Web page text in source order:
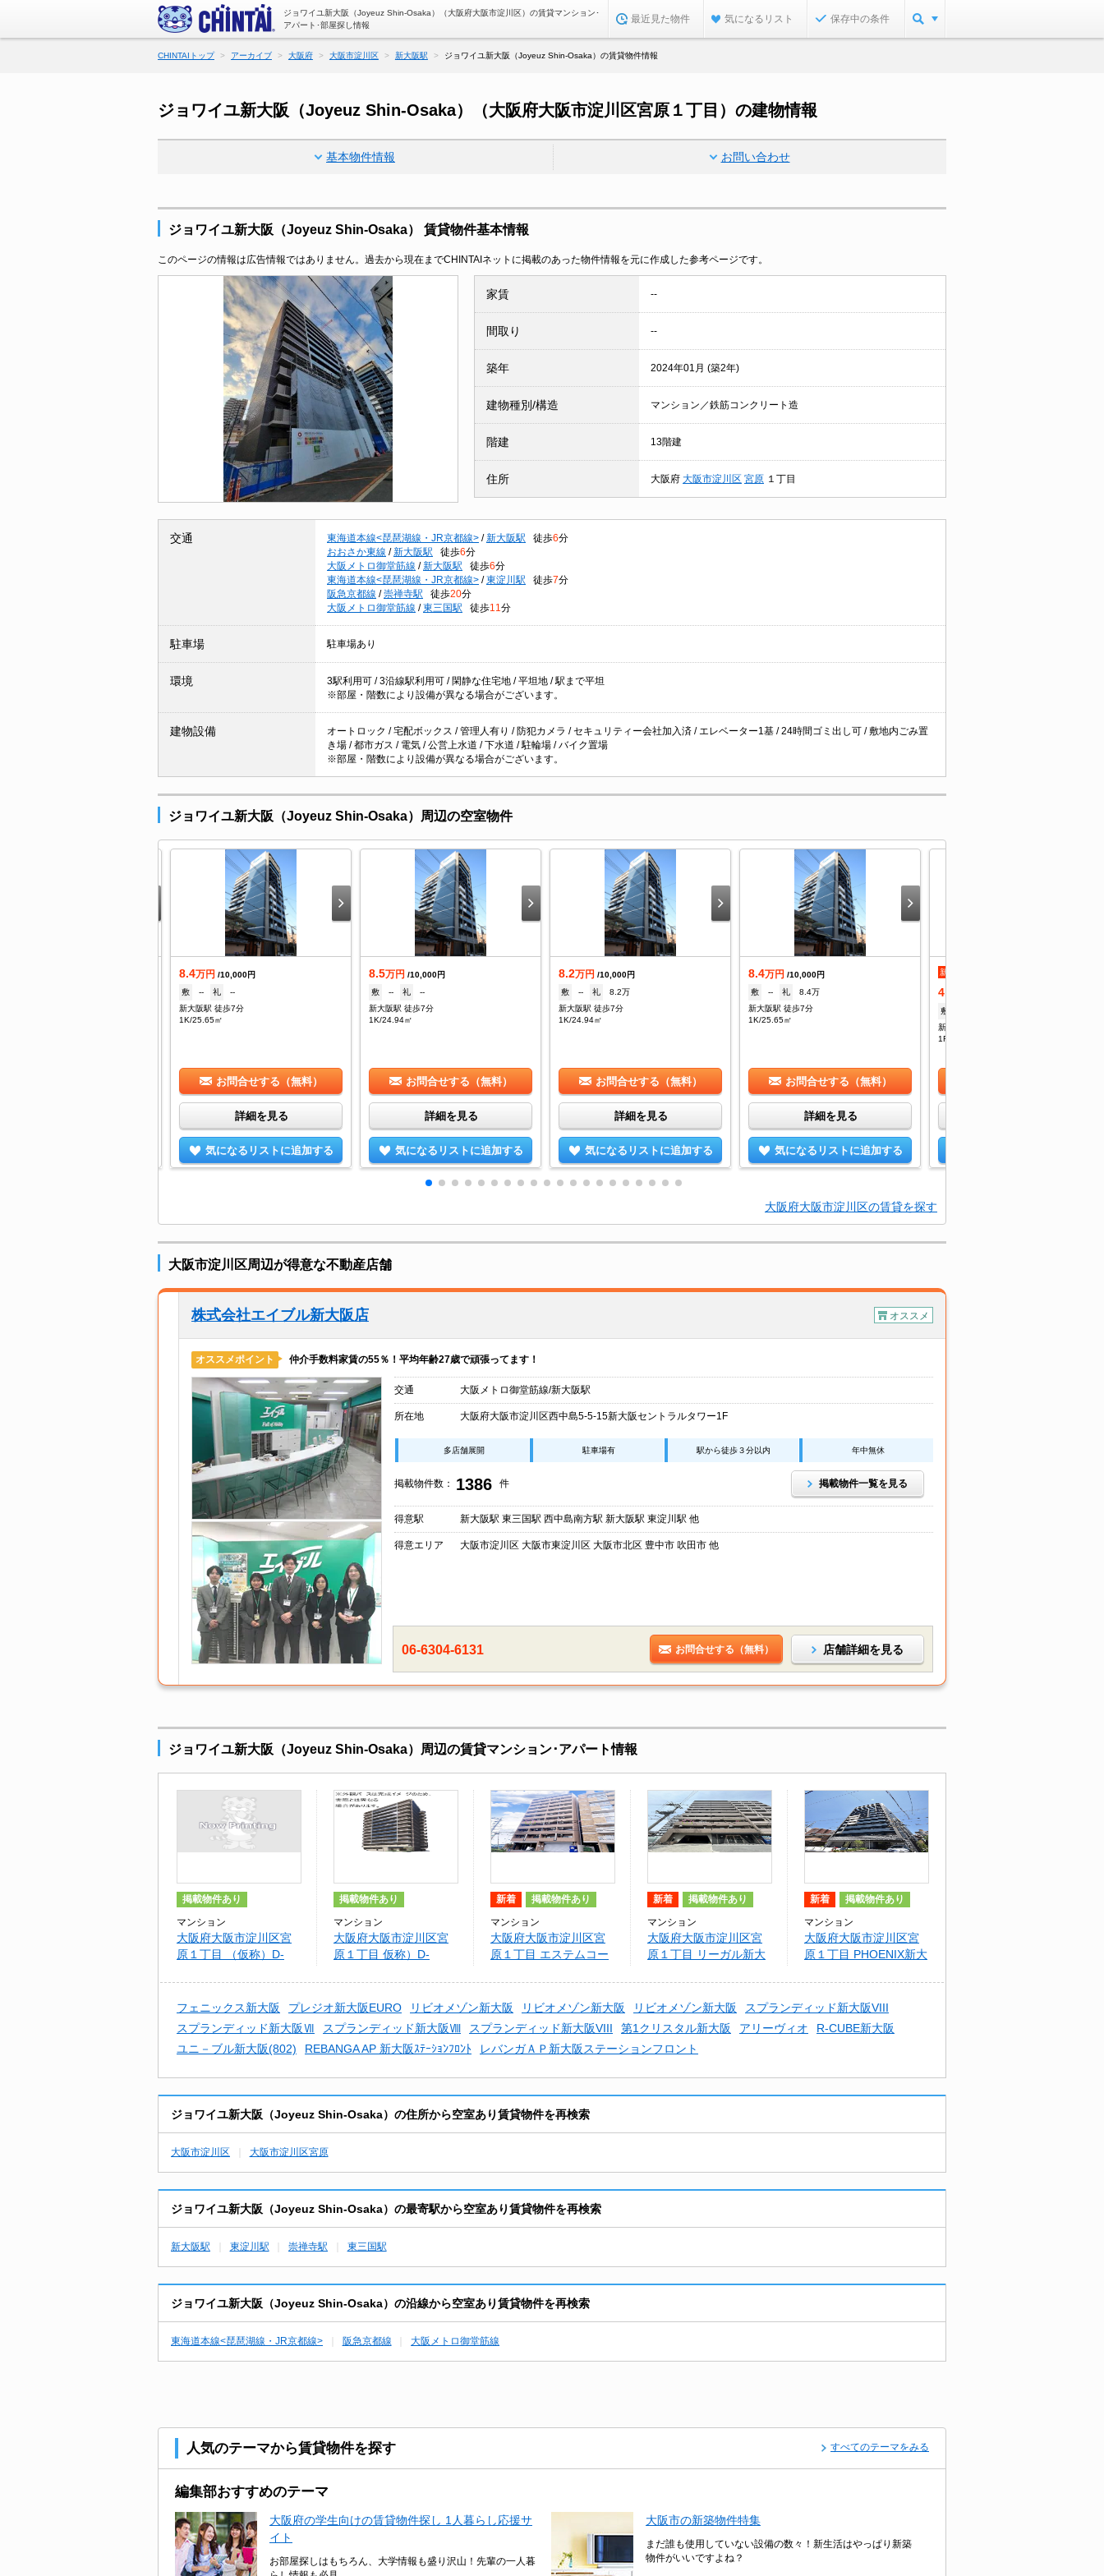
ジョワイユ新大阪（Joyeuz Shin-Osaka）（大阪府大阪市淀川区）の賃貸マンション･
アパート･部屋探し情報
最近見た物件 気になるリスト 保存中の条件
CHINTAIトップ アーカイブ 大阪府 大阪市淀川区 新大阪駅 ジョワイユ新大阪（Joyeuz Shin-Osaka）の賃貸物件情報
ジョワイユ新大阪（Joyeuz Shin-Osaka）（大阪府大阪市淀川区宮原１丁目）の建物情報
基本物件情報 お問い合わせ
ジョワイユ新大阪（Joyeuz Shin-Osaka） 賃貸物件基本情報
このページの情報は広告情報ではありません。過去から現在までCHINTAIネットに掲載のあった物件情報を元に作成した参考ページです。
家賃 --
間取り --
築年 2024年01月 (築2年)
建物種別/構造 マンション／鉄筋コンクリート造
階建 13階建
住所 大阪府 大阪市淀川区 宮原 １丁目
交通 東海道本線<琵琶湖線・JR京都線> / 新大阪駅 徒歩6分
おおさか東線 / 新大阪駅 徒歩6分
大阪メトロ御堂筋線 / 新大阪駅 徒歩6分
東海道本線<琵琶湖線・JR京都線> / 東淀川駅 徒歩7分
阪急京都線 / 崇禅寺駅 徒歩20分
大阪メトロ御堂筋線 / 東三国駅 徒歩11 分
駐車場 駐車場あり
環境
3駅利用可 / 3沿線駅利用可 / 閑静な住宅地 / 平坦地 / 駅まで平坦
※部屋・階数により設備が異なる場合がございます。
建物設備
オートロック / 宅配ボックス / 管理人有り / 防犯カメラ / セキュリティー会社加入済 / エレベーター1基 / 24時間ゴミ出し可 / 敷地内ごみ置
き場 / 都市ガス / 電気 / 公営上水道 / 下水道 / 駐輪場 / バイク置場
※部屋・階数により設備が異なる場合がございます。
ジョワイユ新大阪（Joyeuz Shin-Osaka）周辺の空室物件
8.4万円 /10,000円
敷
-- 礼
--
新大阪駅 徒歩7分
1K/25.65㎡
お問合せする（無料）
詳細を見る
気になるリストに追加する
8.5万円 /10,000円
敷
-- 礼
--
新大阪駅 徒歩7分
1K/24.94㎡
お問合せする（無料）
詳細を見る
気になるリストに追加する
8.2万円 /10,000円
敷
-- 礼
8.2万
新大阪駅 徒歩7分
1K/24.94㎡
お問合せする（無料）
詳細を見る
気になるリストに追加する
8.4万円 /10,000円
敷
-- 礼
8.4万
新大阪駅 徒歩7分
1K/25.65㎡
お問合せする（無料）
詳細を見る
気になるリストに追加する
新着
4.3
敷
新大阪駅 徒歩9分
1R/17.56㎡
大阪府大阪市淀川区の賃貸を探す
大阪市淀川区周辺が得意な不動産店舗
株式会社エイブル新大阪店 オススメ
オススメポイント 仲介手数料家賃の55％！平均年齢27歳で頑張ってます！
交通 大阪メトロ御堂筋線/新大阪駅
所在地 大阪府大阪市淀川区西中島5-5-15新大阪セントラルタワー1F
多店舗展開 駐車場有 駅から徒歩３分以内 年中無休
掲載物件数： 1386 件 掲載物件一覧を見る
得意駅 新大阪駅 東三国駅 西中島南方駅 新大阪駅 東淀川駅 他
得意エリア 大阪市淀川区 大阪市東淀川区 大阪市北区 豊中市 吹田市 他
06-6304-6131 お問合せする（無料） 店舗詳細を見る
ジョワイユ新大阪（Joyeuz Shin-Osaka）周辺の賃貸マンション･アパート情報
掲載物件あり
マンション
大阪府大阪市淀川区宮
原１丁目 （仮称）D-
ジェクト
掲載物件あり
マンション
大阪府大阪市淀川区宮
原１丁目 仮称）D-
ジェクト
新着 掲載物件あり
マンション
大阪府大阪市淀川区宮
原１丁目 エステムコー
新着 掲載物件あり
マンション
大阪府大阪市淀川区宮
原１丁目 リーガル新大
新着 掲載物件あり
マンション
大阪府大阪市淀川区宮
原１丁目 PHOENIX新大
フェニックス新大阪 プレジオ新大阪EURO リビオメゾン新大阪 リビオメゾン新大阪 リビオメゾン新大阪
スプランディッド新大阪VIII
スプランディッド新大阪Ⅶ
スプランディッド新大阪Ⅷ スプランディッド新大阪VIII 第1クリスタル新大阪 アリーヴィオ
R-CUBE新大阪
ユニ－ブル新大阪(802)
REBANGA AP 新大阪ｽﾃｰｼｮﾝﾌﾛﾝﾄ レバンガＡＰ新大阪ステーションフロント
ジョワイユ新大阪（Joyeuz Shin-Osaka）の住所から空室あり賃貸物件を再検索
大阪市淀川区 大阪市淀川区宮原
ジョワイユ新大阪（Joyeuz Shin-Osaka）の最寄駅から空室あり賃貸物件を再検索
新大阪駅 東淀川駅 崇禅寺駅 東三国駅
ジョワイユ新大阪（Joyeuz Shin-Osaka）の沿線から空室あり賃貸物件を再検索
東海道本線<琵琶湖線・JR京都線> 阪急京都線 大阪メトロ御堂筋線
人気のテーマから賃貸物件を探す すべてのテーマをみる
編集部おすすめのテーマ
大阪府の学生向けの賃貸物件探し 1人暮らし応援サ
イト
お部屋探しはもちろん、大学情報も盛り沢山！先輩の一人暮
大阪市の新築物件特集
まだ誰も使用していない設備の数々！新生活はやっぱり新築
物件がいいですよね？